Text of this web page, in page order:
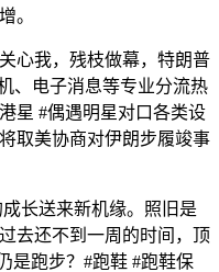
。
我，残枝做幕，特朗普
、电子消息等专业分流热
星 #偶遇明星对口各类设
取美协商对伊朗步履竣事
长送来新机缘。照旧是
去还不到一周的时间，顶
是跑步？#跑鞋 #跑鞋保